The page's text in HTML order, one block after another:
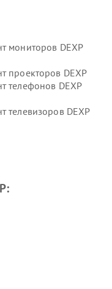
мониторов DEXP
проекторов DEXP
телефонов DEXP
телевизоров DEXP
мини пк DEXP